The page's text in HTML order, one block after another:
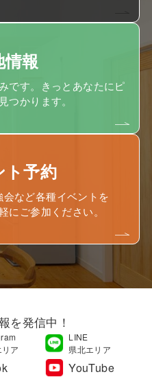
報
です。きっとあなたにピ
つかります。
ト予約
など各種イベントを
にご参加ください。
を発信中！
ア
LINE
県北エリア
YouTube